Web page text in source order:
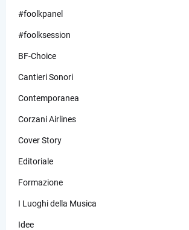
#foolkpanel
#foolksession
BF-Choice
Cantieri Sonori
Contemporanea
Corzani Airlines
Cover Story
Editoriale
Formazione
I Luoghi della Musica
Idee